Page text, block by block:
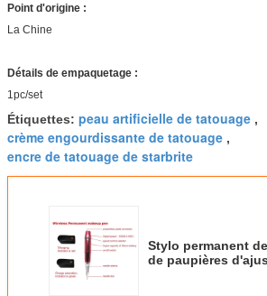
Point d'origine :
La Chine
Détails de empaquetage :
1pc/set
Étiquettes: peau artificielle de tatouage ,
crème engourdissante de tatouage ,
encre de tatouage de starbrite
Stylo permanent
de paupières